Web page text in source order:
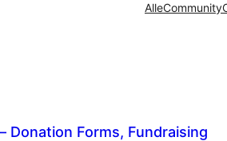
AlleCommunity
Donation Forms, Fundraising